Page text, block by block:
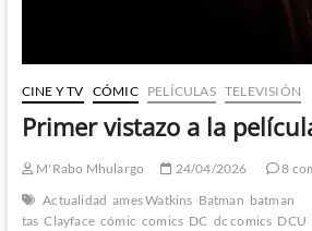
CINE Y TV CÓMIC PELÍCULAS TELEVISIÓN
Primer vistazo a la
M'Rabo Mhulargo 24/04/2026
8
Actualidad ames Watkins Batman batman
tas Clayface cómic comics DC dc comics DCU